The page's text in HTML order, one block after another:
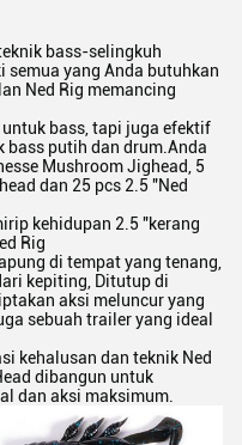
bass-selingkuh
yang Anda butuhkan
Ned Rig memancing
bass, tapi juga efektif
putih dan drum.Anda
Mushroom Jighead, 5
dan 25 pcs 2.5 "Ned
kehidupan 2.5 "kerang
Rig
di tempat yang tenang,
kepiting, Ditutup di
aksi meluncur yang
sebuah trailer yang ideal
kehalusan dan teknik Ned
dibangun untuk
dan aksi maksimum.